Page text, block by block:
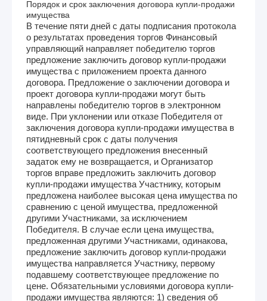
Порядок и срок заключения договора купли-продажи
имущества
В течение пяти дней с даты подписания протокола
о результатах проведения торгов Финансовый
управляющий направляет победителю торгов
предложение заключить договор купли-продажи
имущества с приложением проекта данного
договора. Предложение о заключении договора и
проект договора купли-продажи могут быть
направлены победителю торгов в электронном
виде. При уклонении или отказе Победителя от
заключения договора купли-продажи имущества в
пятидневный срок с даты получения
соответствующего предложения внесенный
задаток ему не возвращается, и Организатор
торгов вправе предложить заключить договор
купли-продажи имущества Участнику, которым
предложена наиболее высокая цена имущества по
сравнению с ценой имущества, предложенной
другими Участниками, за исключением
Победителя. В случае если цена имущества,
предложенная другими Участниками, одинакова,
предложение заключить договор купли-продажи
имущества направляется Участнику, первому
подавшему соответствующее предложение по
цене. Обязательными условиями договора купли-
продажи имущества являются: 1) сведения об